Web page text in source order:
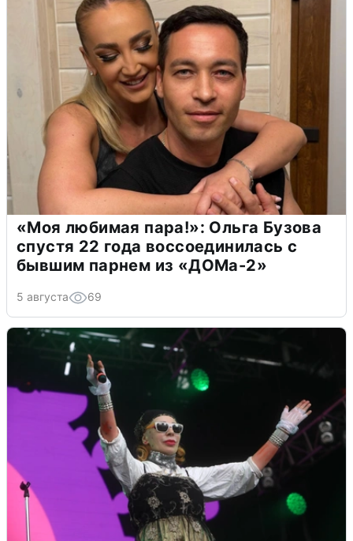
«Моя любимая пара!»: Ольга Бузова
спустя 22 года воссоединилась с
бывшим парнем из «ДОМа-2»
5 августа 69